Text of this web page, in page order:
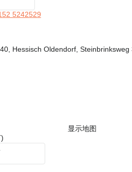
5242529
Hessisch Oldendorf, Steinbrinksweg
显示地图